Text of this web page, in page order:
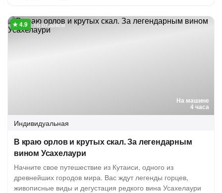
На машине
4 часа
10 отзывов
Индивидуальная
В краю орлов и крутых скал. За легендарным
вином Усахелаури
Начните свое путешествие из Кутаиси, одного из
древнейших городов мира. Вас ждут легенды горцев,
живописные виды и дегустация редкого вина Усахелаури